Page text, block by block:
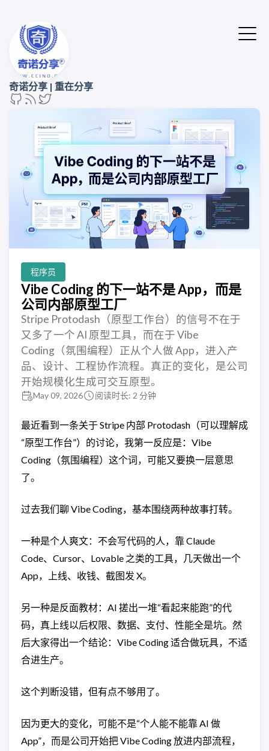
奇诺分享 | 重在分享
程序员
Vibe Coding 的下一站不是 App，而是
公司内部原型工厂
Stripe Protodash（原型工作台）的信号不在于
又多了一个 AI 原型工具，而在于 Vibe
Coding（氛围编程）正从个人做 App，进入产
品、设计、工程协作流程。真正的变化，是公司
开始规模化生成可交互原型。
May 09, 2026 阅读时长: 2 分钟
最近看到一条关于 Stripe 内部 Protodash（可以理解成
“原型工作台”）的讨论，我第一反应是：Vibe
Coding（氛围编程）这个词，可能又要换一层意思
了。
过去我们聊 Vibe Coding，基本围绕两种故事打转。
一种是个人爽文：不会写代码的人，靠 Claude
Code、Cursor、Lovable 之类的工具，几天做出一个
App，上线、收钱、截图发 X。
另一种是反面教材：AI 搓出一堆“看起来能跑”的代
码，真上线以后权限、数据、支付、性能全是坑。然
后大家得出一个结论：Vibe Coding 适合做玩具，不适
合进生产。
这个判断没错，但有点不够用了。
因为更大的变化，可能不是“个人能不能靠 AI 做
App”，而是公司开始把 Vibe Coding 放进内部流程，